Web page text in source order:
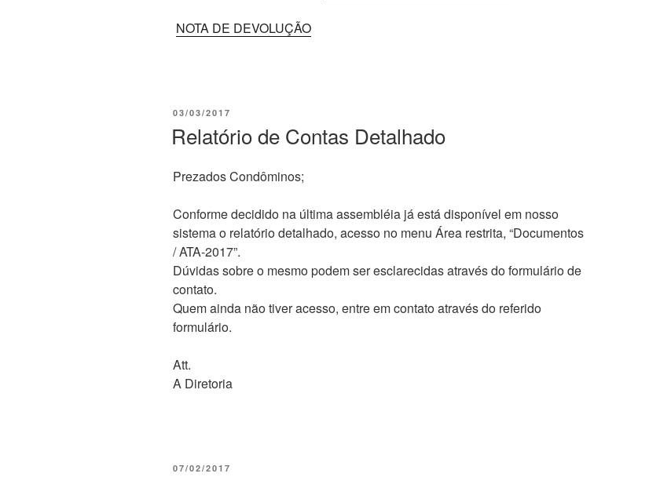
NOTA DE DEVOLUÇÃO
PUBLICADO
03/03/2017
Relatório de Contas Detalhado
Prezados Condôminos;
Conforme decidido na última assembléia já está disponível em nosso
sistema o relatório detalhado, acesso no menu Área restrita, “Documentos
/ ATA-2017”.
Dúvidas sobre o mesmo podem ser esclarecidas através do formulário de
contato.
Quem ainda não tiver acesso, entre em contato através do referido
formulário.
Att.
A Diretoria
PUBLICADO
07/02/2017